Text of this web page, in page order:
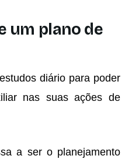
um plano de
diário para poder
nas suas ações de
a ser o planejamento